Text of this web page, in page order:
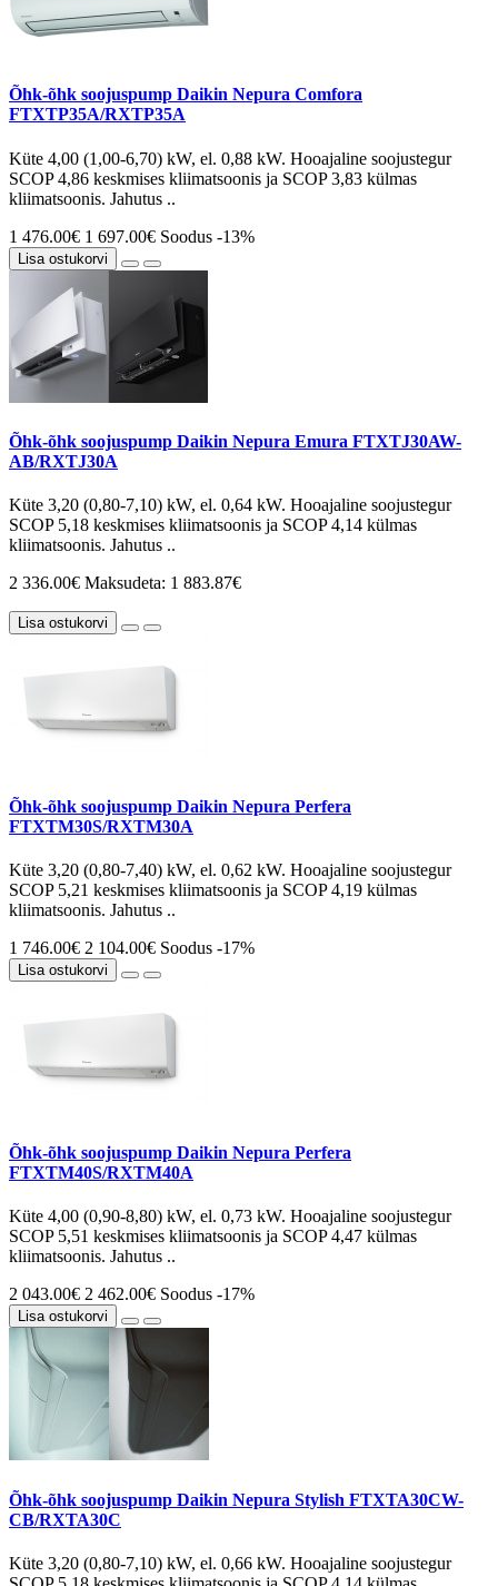
Õhk-õhk soojuspump Daikin Nepura Comfora
FTXTP35A/RXTP35A
Küte 4,00 (1,00-6,70) kW, el. 0,88 kW. Hooajaline soojustegur
SCOP 4,86 keskmises kliimatsoonis ja SCOP 3,83 külmas
kliimatsoonis. Jahutus ..
1 476.00€ 1 697.00€ Soodus -13%
Lisa ostukorvi
Õhk-õhk soojuspump Daikin Nepura Emura FTXTJ30AW-
AB/RXTJ30A
Küte 3,20 (0,80-7,10) kW, el. 0,64 kW. Hooajaline soojustegur
SCOP 5,18 keskmises kliimatsoonis ja SCOP 4,14 külmas
kliimatsoonis. Jahutus ..
2 336.00€ Maksudeta: 1 883.87€
Lisa ostukorvi
Õhk-õhk soojuspump Daikin Nepura Perfera
FTXTM30S/RXTM30A
Küte 3,20 (0,80-7,40) kW, el. 0,62 kW. Hooajaline soojustegur
SCOP 5,21 keskmises kliimatsoonis ja SCOP 4,19 külmas
kliimatsoonis. Jahutus ..
1 746.00€ 2 104.00€ Soodus -17%
Lisa ostukorvi
Õhk-õhk soojuspump Daikin Nepura Perfera
FTXTM40S/RXTM40A
Küte 4,00 (0,90-8,80) kW, el. 0,73 kW. Hooajaline soojustegur
SCOP 5,51 keskmises kliimatsoonis ja SCOP 4,47 külmas
kliimatsoonis. Jahutus ..
2 043.00€ 2 462.00€ Soodus -17%
Lisa ostukorvi
Õhk-õhk soojuspump Daikin Nepura Stylish FTXTA30CW-
CB/RXTA30C
Küte 3,20 (0,80-7,10) kW, el. 0,66 kW. Hooajaline soojustegur